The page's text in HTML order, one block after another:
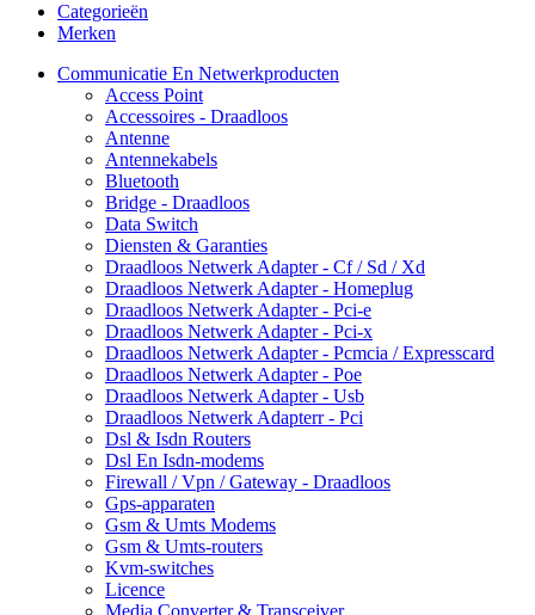
Categorieën
Merken
Communicatie En Netwerkproducten
Access Point
Accessoires - Draadloos
Antenne
Antennekabels
Bluetooth
Bridge - Draadloos
Data Switch
Diensten & Garanties
Draadloos Netwerk Adapter - Cf / Sd / Xd
Draadloos Netwerk Adapter - Homeplug
Draadloos Netwerk Adapter - Pci-e
Draadloos Netwerk Adapter - Pci-x
Draadloos Netwerk Adapter - Pcmcia / Expresscard
Draadloos Netwerk Adapter - Poe
Draadloos Netwerk Adapter - Usb
Draadloos Netwerk Adapterr - Pci
Dsl & Isdn Routers
Dsl En Isdn-modems
Firewall / Vpn / Gateway - Draadloos
Gps-apparaten
Gsm & Umts Modems
Gsm & Umts-routers
Kvm-switches
Licence